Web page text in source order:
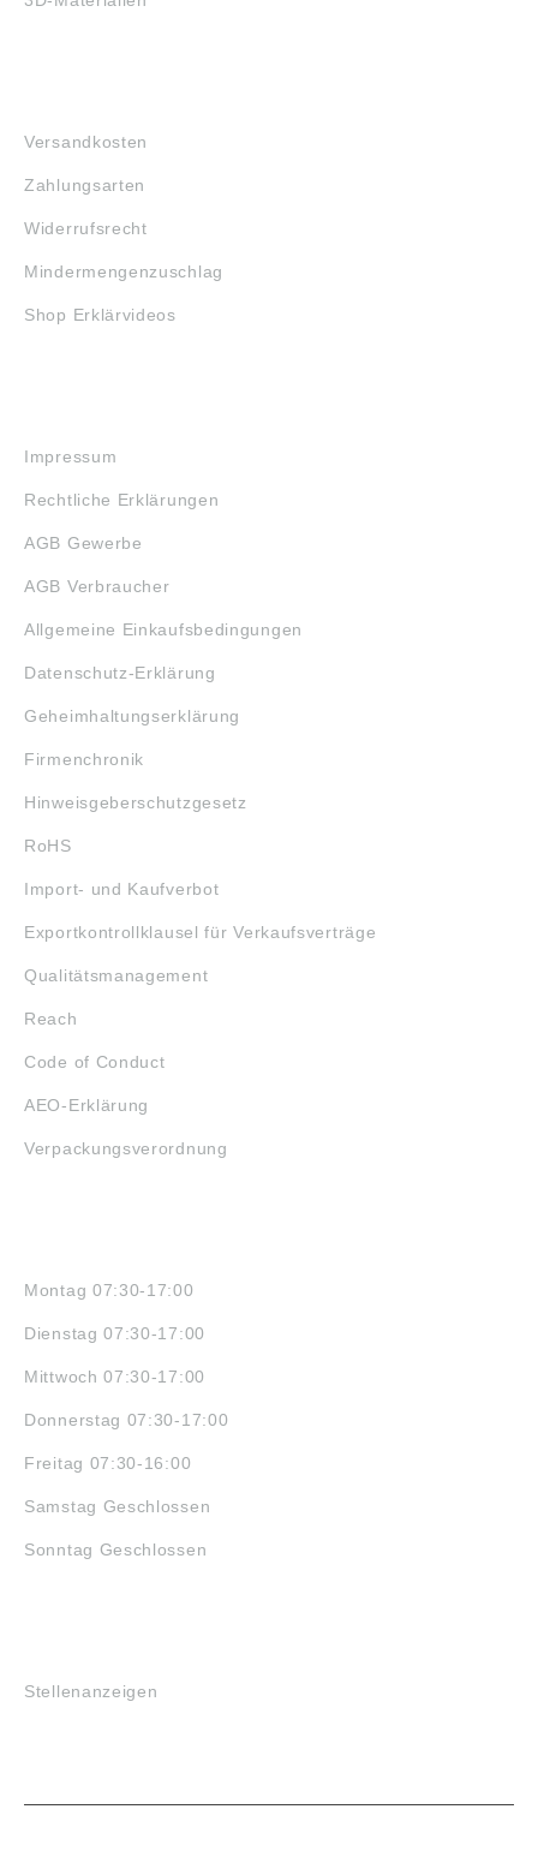
Versandkosten
Zahlungsarten
Widerrufsrecht
Mindermengenzuschlag
Shop Erklärvideos
Impressum
Rechtliche Erklärungen
AGB Gewerbe
AGB Verbraucher
Allgemeine Einkaufsbedingungen
Datenschutz-Erklärung
Geheimhaltungserklärung
Firmenchronik
Hinweisgeberschutzgesetz
RoHS
Import- und Kaufverbot
Exportkontrollklausel für Verkaufsverträge
Qualitätsmanagement
Reach
Code of Conduct
AEO-Erklärung
Verpackungsverordnung
Montag 07:30-17:00
Dienstag 07:30-17:00
Mittwoch 07:30-17:00
Donnerstag 07:30-17:00
Freitag 07:30-16:00
Samstag Geschlossen
Sonntag Geschlossen
Stellenanzeigen